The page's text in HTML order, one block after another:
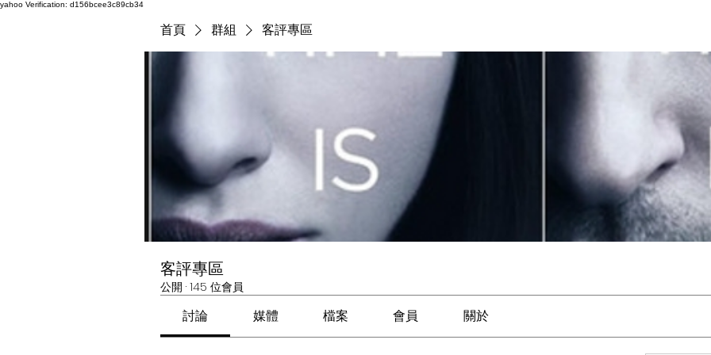
yahoo Verification: d156bcee3c89cb34
首頁 群組 客評專區
客評專區
公開 · 145 位會員
討論 媒體 檔案 會員 關於